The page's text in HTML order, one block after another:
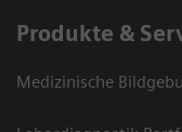
Produkte &
Medizinische